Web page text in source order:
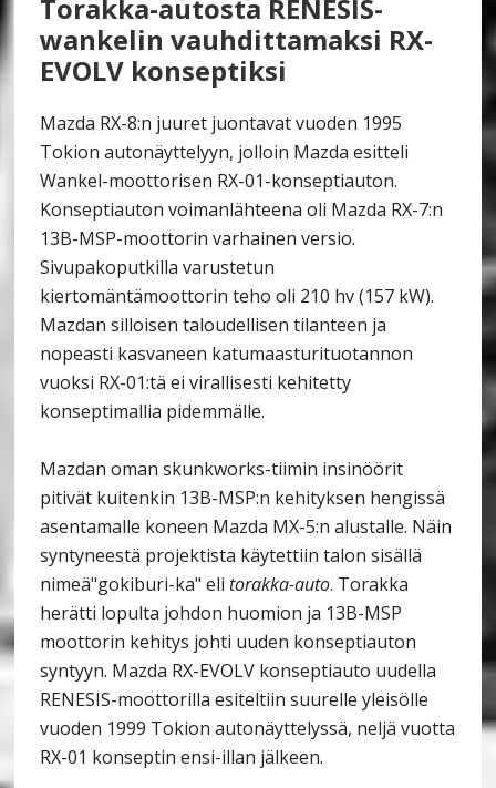
Torakka-autosta RENESIS-
wankelin vauhdittamaksi RX-
EVOLV konseptiksi
Mazda RX-8:n juuret juontavat vuoden 1995
Tokion autonäyttelyyn, jolloin Mazda esitteli
Wankel-moottorisen RX-01-konseptiauton.
Konseptiauton voimanlähteena oli Mazda RX-7:n
13B-MSP-moottorin varhainen versio.
Sivupakoputkilla varustetun
kiertomäntämoottorin teho oli 210 hv (157 kW).
Mazdan silloisen taloudellisen tilanteen ja
nopeasti kasvaneen katumaasturituotannon
vuoksi RX-01:tä ei virallisesti kehitetty
konseptimallia pidemmälle.
Mazdan oman skunkworks-tiimin insinöörit
pitivät kuitenkin 13B-MSP:n kehityksen hengissä
asentamalle koneen Mazda MX-5:n alustalle. Näin
syntyneestä projektista käytettiin talon sisällä
nimeä"gokiburi-ka" eli torakka-auto. Torakka
herätti lopulta johdon huomion ja 13B-MSP
moottorin kehitys johti uuden konseptiauton
syntyyn. Mazda RX-EVOLV konseptiauto uudella
RENESIS-moottorilla esiteltiin suurelle yleisölle
vuoden 1999 Tokion autonäyttelyssä, neljä vuotta
RX-01 konseptin ensi-illan jälkeen.